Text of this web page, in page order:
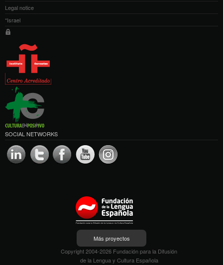
Legal notice
*Israel
SOCIAL NETWORKS
Más proyectos
Copyright 2004-2026 Fundación para la Difusión
de la Lengua y Cultura Española